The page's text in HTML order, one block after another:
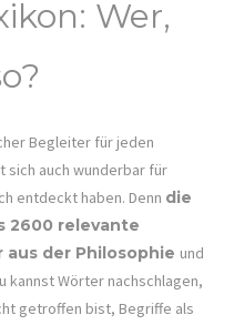
Wer,
Begleiter für jeden
sich auch wunderbar für
entdeckt haben. Denn die
2600 relevante
der Philosophie und
kannst Wörter nachschlagen,
getroffen bist, Begriffe als